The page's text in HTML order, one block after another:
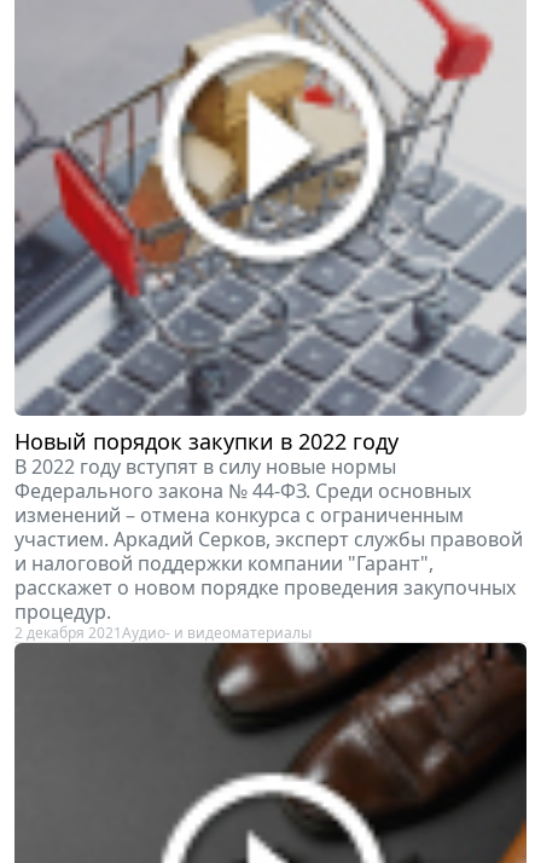
Новый порядок закупки в 2022 году
В 2022 году вступят в силу новые нормы
Федерального закона № 44-ФЗ. Среди основных
изменений – отмена конкурса с ограниченным
участием. Аркадий Серков, эксперт службы правовой
и налоговой поддержки компании "Гарант",
расскажет о новом порядке проведения закупочных
процедур.
2 декабря 2021Аудио- и видеоматериалы